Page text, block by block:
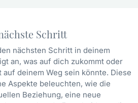
Schritt
nächsten Schritt in deinem
an, was auf dich zukommt oder
deinem Weg sein könnte. Diese
Aspekte beleuchten, wie die
Beziehung, eine neue